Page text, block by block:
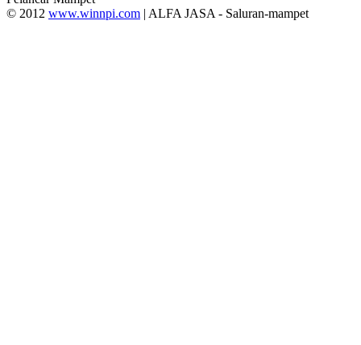
© 2012 www.winnpi.com | ALFA JASA - Saluran-mampet